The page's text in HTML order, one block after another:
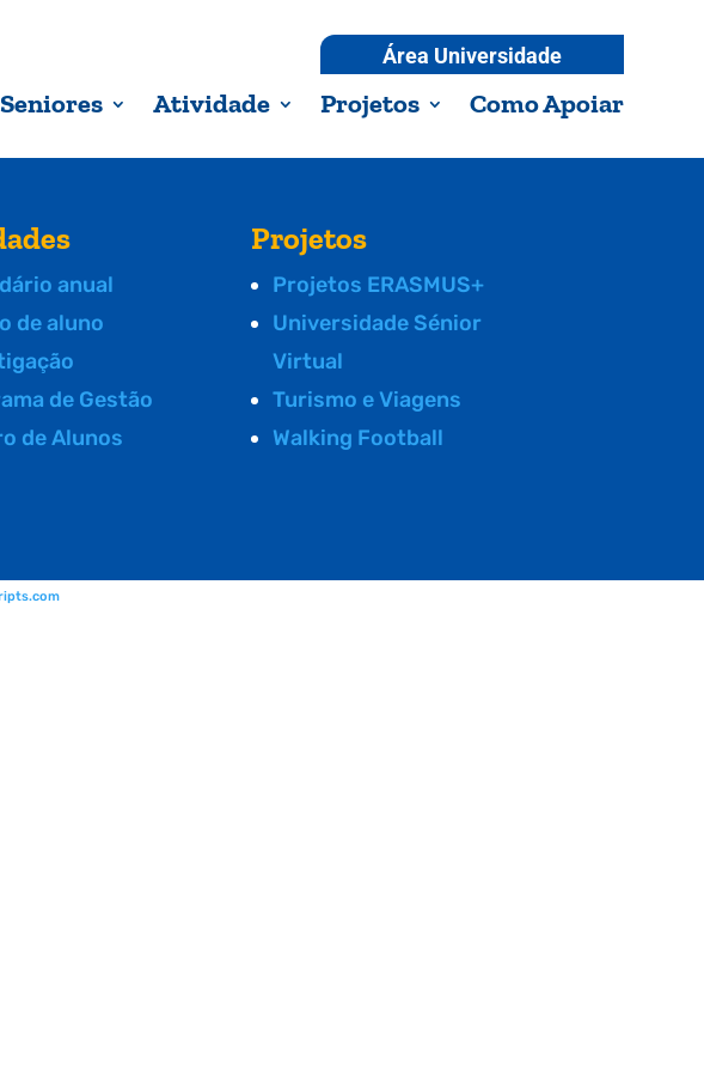
Área Universidade
Atividade Projetos Como Apoiar
anual
de aluno
de Gestão
de Alunos
Projetos
Projetos ERASMUS+
Universidade Sénior
Virtual
Turismo e Viagens
Walking Football